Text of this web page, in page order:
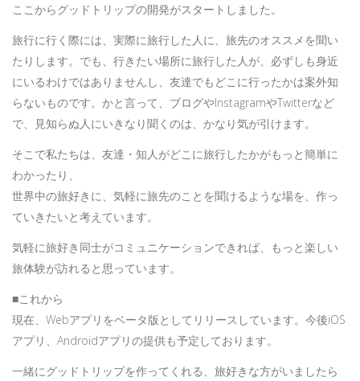
ここからグッドトリップの開発がスタートしました。
旅行に行く際には、実際に旅行した人に、旅先のオススメを聞い
たりします。でも、行きたい場所に旅行した人が、必ずしも身近
にいるわけではありませんし、友達でもどこに行ったかは案外知
らないものです。かと言って、ブログやInstagramやTwitterなど
で、見知らぬ人にいきなり聞くのは、かなり気が引けます。
そこで私たちは、友達・知人がどこに旅行したかがもっと簡単に
わかったり、
世界中の旅好きに、気軽に旅先のことを聞けるような場を、作っ
ていきたいと考えています。
気軽に旅好き同士がコミュニケーションできれば、もっと楽しい
旅体験が訪れると思っています。
■これから
現在、Webアプリをベータ版としてリリースしています。今後iOS
アプリ、Androidアプリの提供も予定しております。
一緒にグッドトリップを作ってくれる、旅好きな方がいましたら